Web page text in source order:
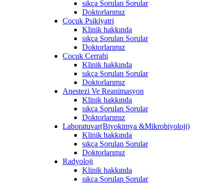
sıkça Sorulan Sorular
Doktorlarımız
Çocuk Psikiyatri
Klinik hakkında
sıkça Sorulan Sorular
Doktorlarımız
Çocuk Cerrahi
Klinik hakkında
sıkça Sorulan Sorular
Doktorlarımız
Anestezi Ve Reanimasyon
Klinik hakkında
sıkça Sorulan Sorular
Doktorlarımız
Laboratuvar(Biyokimya &Mikrobiyoloji)
Klinik hakkında
sıkça Sorulan Sorular
Doktorlarımız
Radyoloji
Klinik hakkında
sıkça Sorulan Sorular